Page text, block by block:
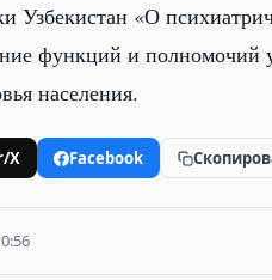
Узбекистан «О
функций и
населения.
X Facebook